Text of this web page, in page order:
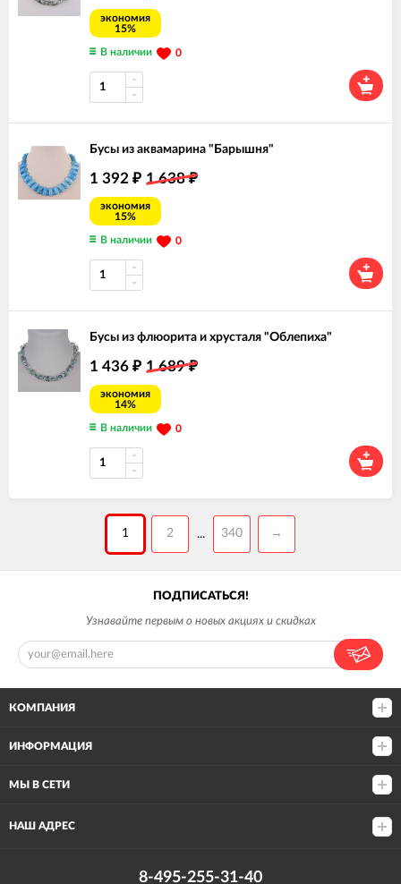
экономия
15%
В наличии 0
Бусы из аквамарина "Барышня"
1 392 ₽ 1 638₽
экономия
15%
В наличии 0
Бусы из флюорита и хрусталя "Облепиха"
1 436 ₽ 1 689₽
экономия
14%
В наличии 0
1 2 ... 340 →
ПОДПИСАТЬСЯ!
Узнавайте первым о новых акциях и скидках
КОМПАНИЯ
ИНФОРМАЦИЯ
МЫ В СЕТИ
НАШ АДРЕС
8-495-255-31-40